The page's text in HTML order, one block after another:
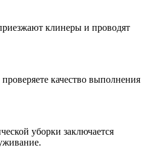
клинеры и проводят
качество выполнения
уборки заключается